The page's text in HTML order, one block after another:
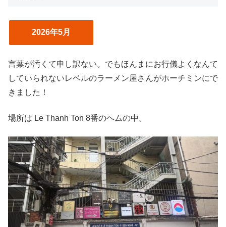
2026年5月
言葉が汚くて申し訳ない。でもほんまにお行儀よくなんて
していられないレベルのラーメン屋さんがホーチミンにで
きました！
場所は Le Thanh Ton 8番のヘムの中。